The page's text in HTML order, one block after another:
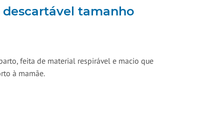
tamanho
feita de material respirável e macio que
à mamãe.